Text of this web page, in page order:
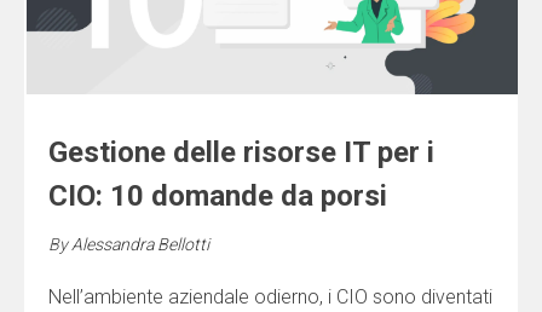
Gestione delle risorse IT per i
CIO: 10 domande da porsi
ByAlessandra Bellotti
Nell’ambiente aziendale odierno, i CIO sono diventati